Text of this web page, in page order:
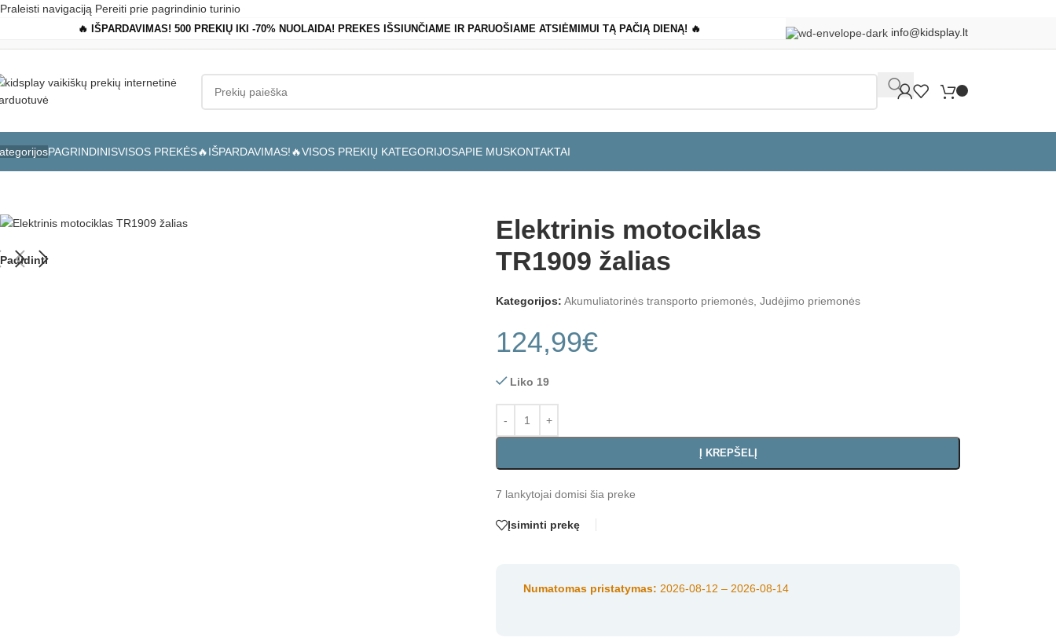
Praleisti navigaciją Pereiti prie pagrindinio turinio
🔥 IŠPARDAVIMAS! 500 PREKIŲ IKI -70% NUOLAIDA! PREKES IŠSIUNČIAME IR PARUOŠIAME ATSIĖMIMUI TĄ PAČIĄ DIENĄ! 🔥 info@kidsplay.lt
PAGRINDINISVISOS PREKĖS🔥IŠPARDAVIMAS!🔥VISOS PREKIŲ KATEGORIJOSAPIE MUSKONTAKTAI
Padidinti
Elektrinis motociklas
TR1909 žalias
Kategorijos: Akumuliatorinės transporto priemonės Judėjimo priemonės
124,99€
Liko 19
Į KREPŠELĮ
7 lankytojai domisi šia preke
Įsiminti prekę
Numatomas pristatymas: 2026-08-12 – 2026-08-14